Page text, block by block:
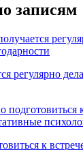
записям
регулярно
к